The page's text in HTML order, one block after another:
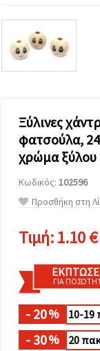
αναλύουμε
και να
προβάλλουμε
πιο σχετικό
περιεχόμενο
άλλων με
τη βοήθεια
των
συνεργατών
μας για
Μπορείτε
συμφωνήσετε
cookies
κάνοντας
ιστότοπο!
καθορίστε
Ξύλινες
φατσούλα,
χρώμα ξύλου
Κωδικός: 102596
Προσθήκη στη
Τιμή:1.10 €
ΓΙΑ
- 20% 10-19
- 30% 20